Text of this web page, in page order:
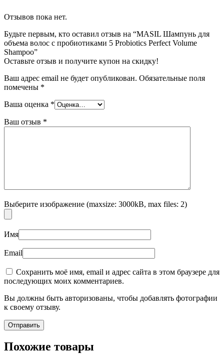
Отзывов пока нет.
Будьте первым, кто оставил отзыв на “MASIL Шампунь для
объема волос с пробиотиками 5 Probiotics Perfect Volume
Shampoo”
Оставьте отзыв и получите купон на скидку!
Ваш адрес email не будет опубликован. Обязательные поля
помечены *
Ваша оценка *
Ваш отзыв *
Выберите изображение (maxsize: 3000kB, max files: 2)
Имя
Email
Сохранить моё имя, email и адрес сайта в этом браузере для
последующих моих комментариев.
Вы должны быть авторизованы, чтобы добавлять фотографии
к своему отзыву.
Похожие товары